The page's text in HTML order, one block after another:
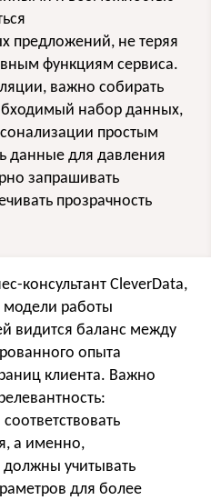
предложений, не теряя
функциям сервиса.
важно собирать
набор данных,
простым
данные для давления
запрашивать
прозрачность
консультант CleverData,
модели работы
видится баланс между
опыта
клиента. Важно
а именно,
учитывать
для более